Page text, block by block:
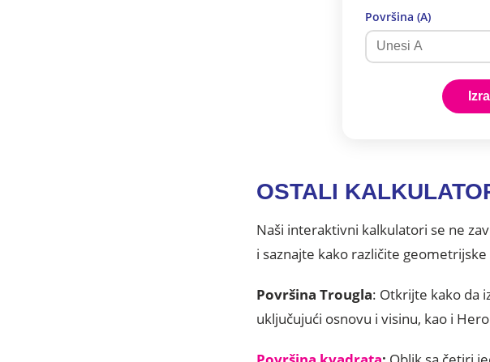
Površina (A)
OSTALI
Naši interaktivni kalkulatori se ne
i saznajte kako različite
Površina Trougla: Otkrijte kako da
uključujući osnovu i visinu, kao i